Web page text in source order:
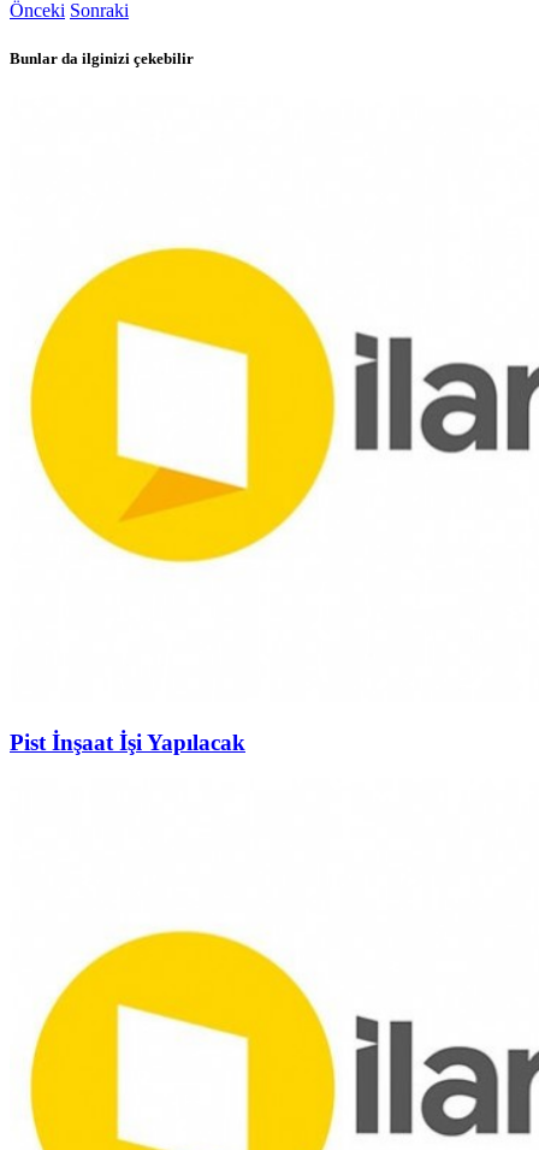
Önceki Sonraki
Bunlar da ilginizi çekebilir
Pist İnşaat İşi Yapılacak